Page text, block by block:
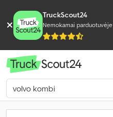
TruckScout24
Nemokamai parduotuvėje